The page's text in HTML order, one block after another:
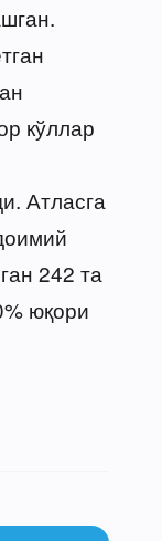
кўллар
Атласга
242 та
юқори